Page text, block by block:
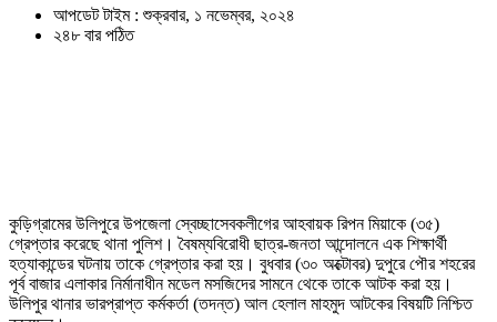
আপডেট টাইম : শুক্রবার, ১ নভেম্বর, ২০২৪
২৪৮ বার পঠিত
কুড়িগ্রামের উলিপুরে উপজেলা স্বেচ্ছাসেবকলীগের আহবায়ক রিপন মিয়াকে (৩৫)
গ্রেপ্তার করেছে থানা পুলিশ। বৈষম্যবিরোধী ছাত্র-জনতা আন্দোলনে এক শিক্ষার্থী
হত্যাকান্ডের ঘটনায় তাকে গ্রেপ্তার করা হয়। বুধবার (৩০ অক্টোবর) দুপুরে পৌর শহরের
পূর্ব বাজার এলাকার নির্মানাধীন মডেল মসজিদের সামনে থেকে তাকে আটক করা হয়।
উলিপুর থানার ভারপ্রাপ্ত কর্মকর্তা (তদন্ত) আল হেলাল মাহমুদ আটকের বিষয়টি নিশ্চিত